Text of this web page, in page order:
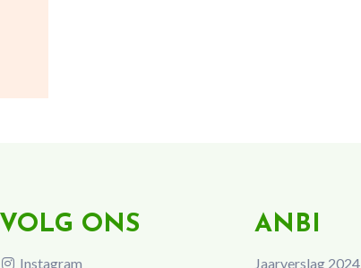
VOLG ONS
Instagram
ANBI
Jaarverslag 2024